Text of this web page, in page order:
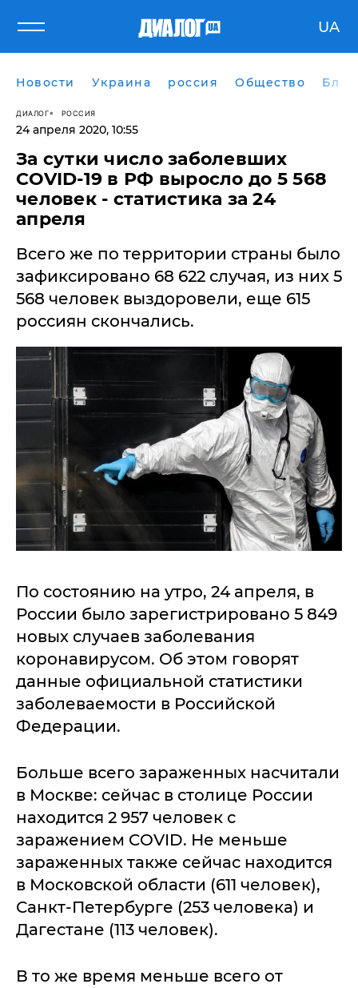
UA
Новости Украина россия Общество
ДИАЛОГ РОССИЯ
24 апреля 2020, 10:55
За сутки число заболевших
COVID-19 в РФ выросло до 5 568
человек - статистика за 24
апреля
Всего же по территории страны было
зафиксировано 68 622 случая, из них 5
568 человек выздоровели, еще 615
россиян скончались.
По состоянию на утро, 24 апреля, в
России было зарегистрировано 5 849
новых случаев заболевания
коронавирусом. Об этом говорят
данные официальной статистики
заболеваемости в Российской
Федерации.
Больше всего зараженных насчитали
в Москве: сейчас в столице России
находится 2 957 человек с
заражением COVID. Не меньше
зараженных также сейчас находится
в Московской области (611 человек),
Санкт-Петербурге (253 человека) и
Дагестане (113 человек).
В то же время меньше всего от